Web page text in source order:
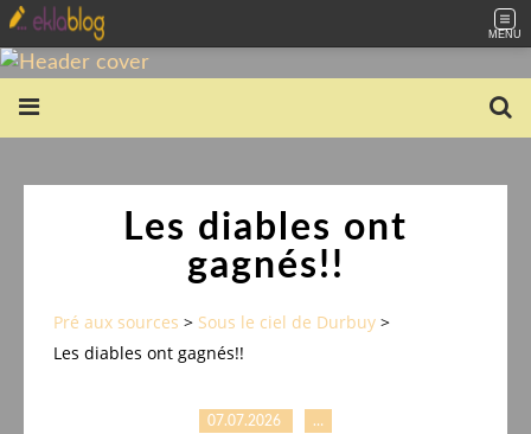
MENU
Les diables ont
gagnés!!
Pré aux sources > Sous le ciel de Durbuy >
Les diables ont gagnés!!
07.07.2026 …